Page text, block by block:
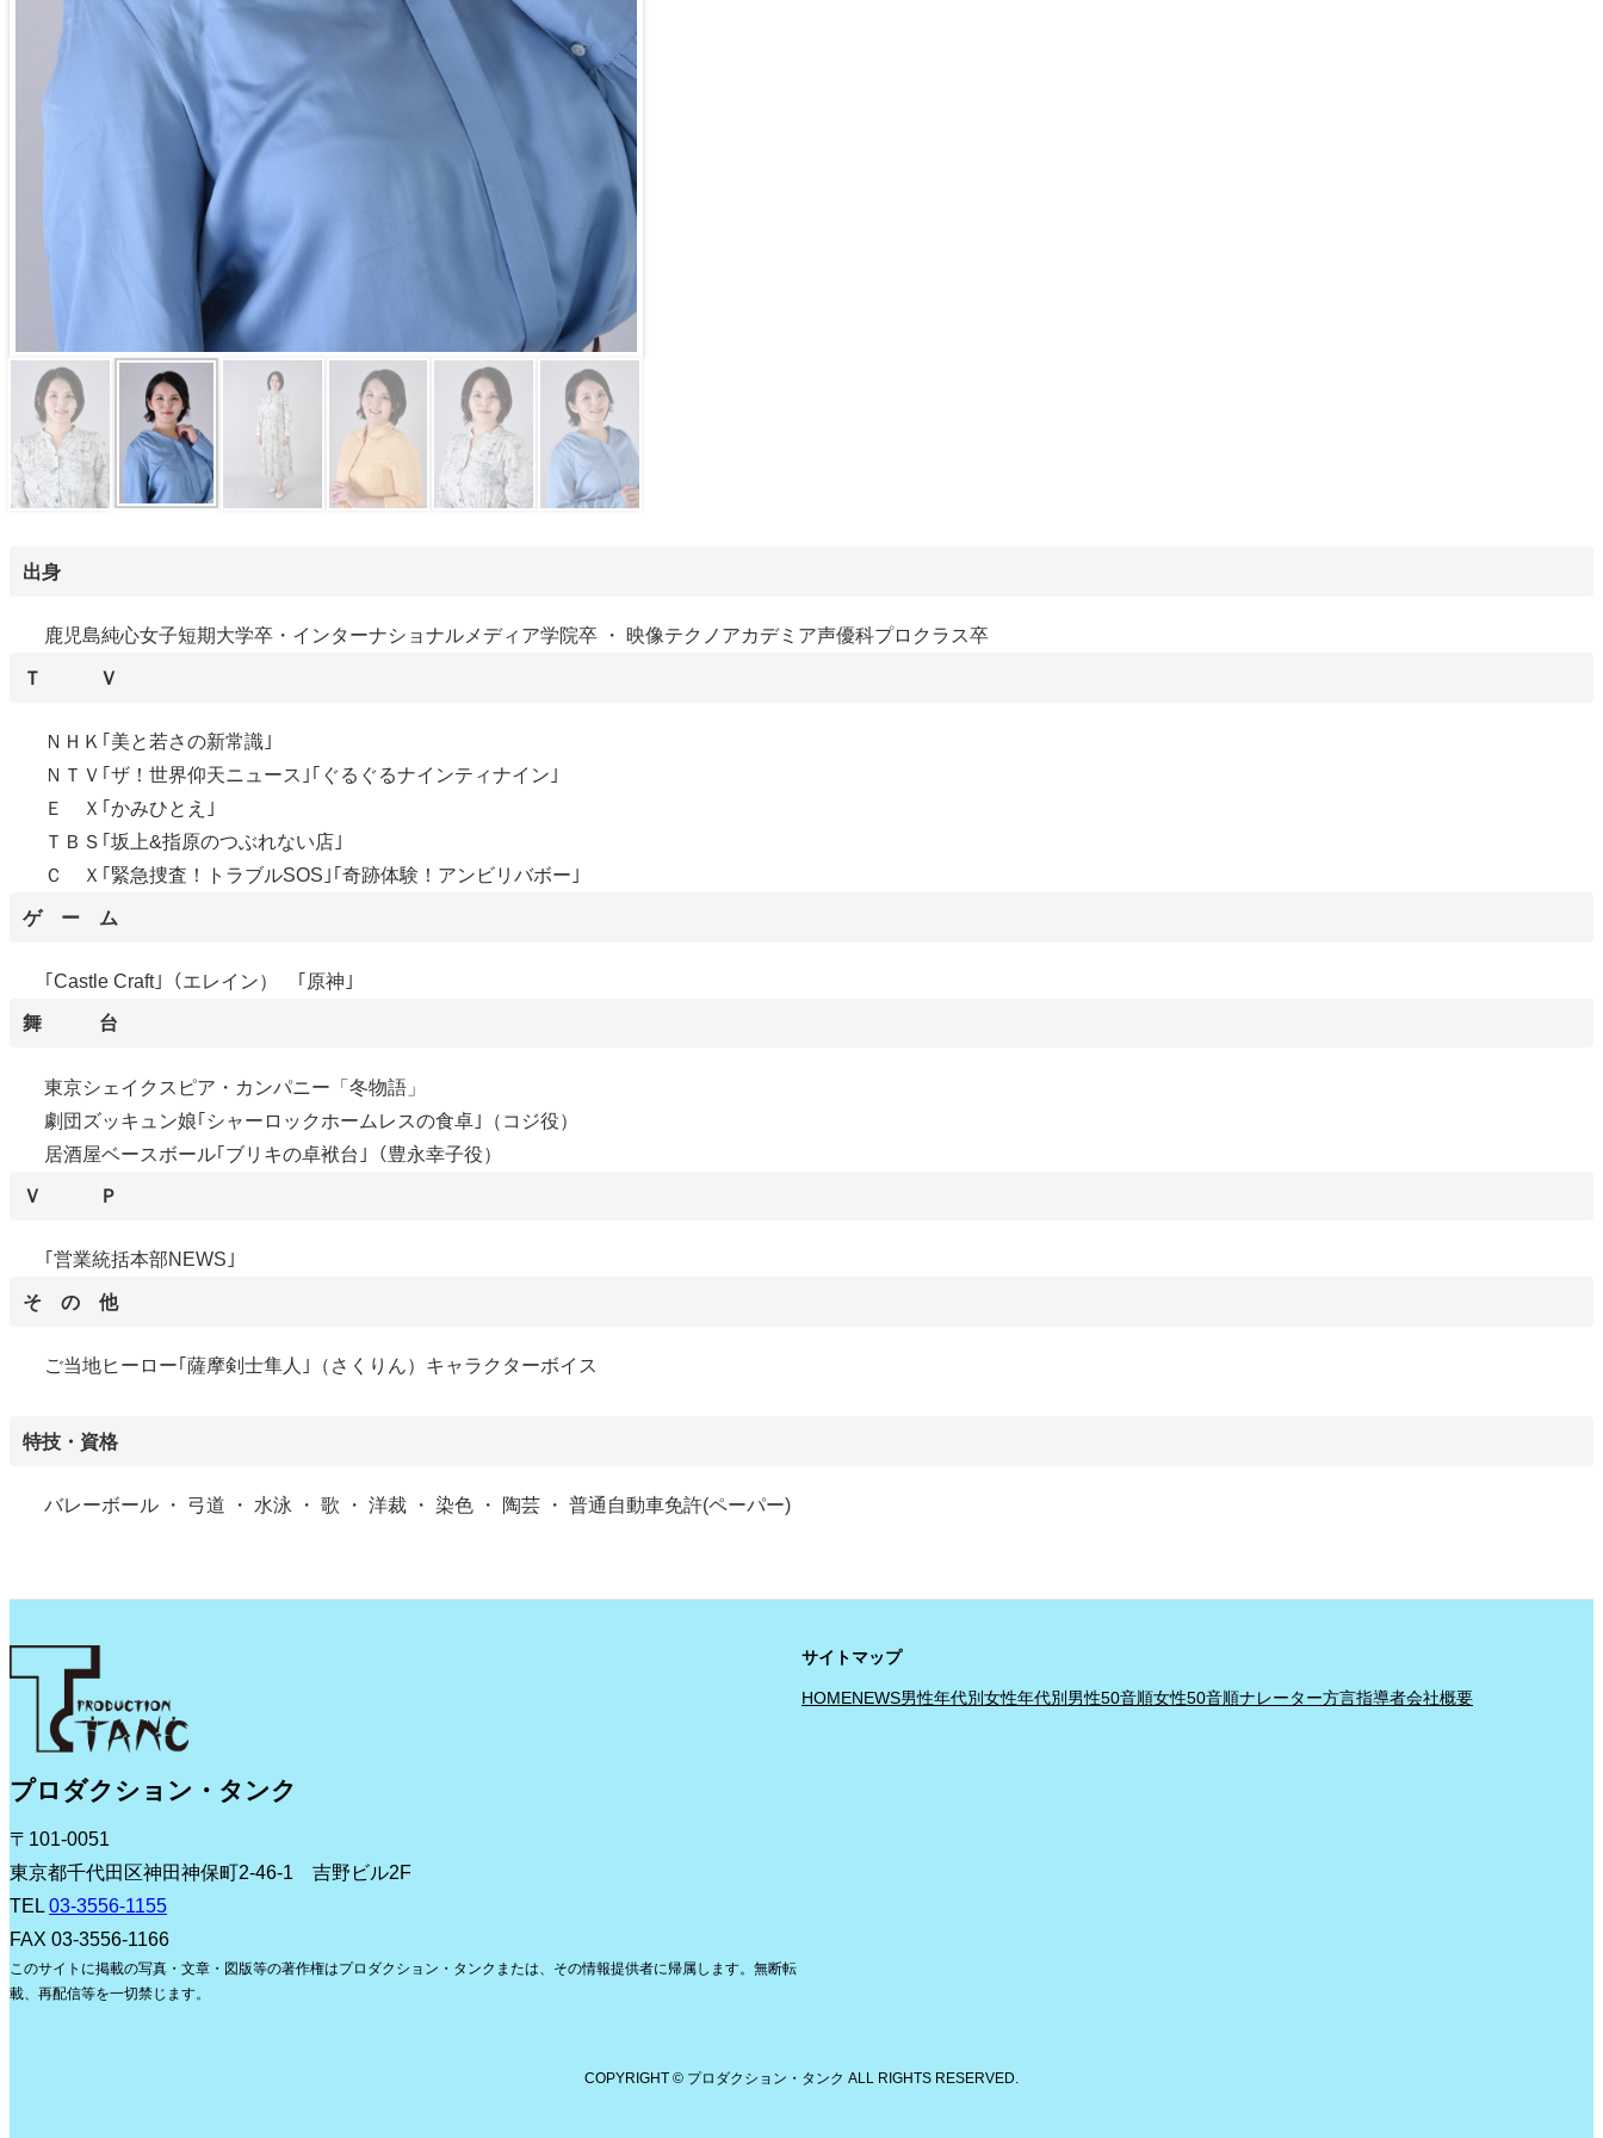
出身
鹿児島純心女子短期大学卒・インターナショナルメディア学院卒 ・ 映像テクノアカデミア声優科プロクラス卒
Ｔ Ｖ
ＮＨＫ｢美と若さの新常識｣
ＮＴＶ｢ザ！世界仰天ニュース｣｢ぐるぐるナインティナイン｣
Ｅ Ｘ｢かみひとえ｣
ＴＢＳ｢坂上&指原のつぶれない店｣
Ｃ Ｘ｢緊急捜査！トラブルSOS｣｢奇跡体験！アンビリバボー｣
ゲ ー ム
｢Castle Craft｣（エレイン） ｢原神｣
舞 台
東京シェイクスピア・カンパニー「冬物語」
劇団ズッキュン娘｢シャーロックホームレスの食卓｣（コジ役）
居酒屋ベースボール｢ブリキの卓袱台｣（豊永幸子役）
Ｖ Ｐ
｢営業統括本部NEWS｣
そ の 他
ご当地ヒーロー｢薩摩剣士隼人｣（さくりん）キャラクターボイス
特技・資格
バレーボール ・ 弓道 ・ 水泳 ・ 歌 ・ 洋裁 ・ 染色 ・ 陶芸 ・ 普通自動車免許(ペーパー)
プロダクション・タンク
〒101-0051
東京都千代田区神田神保町2-46-1 吉野ビル2F
TEL 03-3556-1155
FAX 03-3556-1166
このサイトに掲載の写真・文章・図版等の著作権はプロダクション・タンクまたは、その情報提供者に帰属します。無断転
載、再配信等を一切禁じます。
サイトマップ
HOMENEWS男性年代別女性年代別 男性50音順女性50音順ナレーター方言指導者会社概要
COPYRIGHT © プロダクション・タンク ALL RIGHTS RESERVED.